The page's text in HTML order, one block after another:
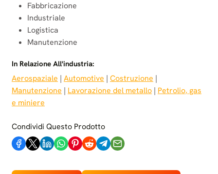
Fabbricazione
Industriale
Logistica
Manutenzione
In Relazione All'industria:
Aerospaziale | Automotive | Costruzione
Manutenzione | Lavorazione del metallo | Petrolio, gas
e miniere
Condividi Questo Prodotto